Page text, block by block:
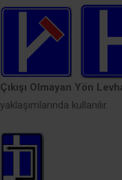
Çıkışı Olmayan Yön
yaklaşımlarında kullanılır.